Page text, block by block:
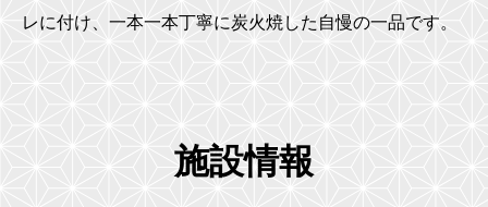
レに付け、一本一本丁寧に炭火焼した自慢の一品です。
施設情報